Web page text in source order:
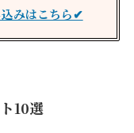
込みはこちら✔
10選